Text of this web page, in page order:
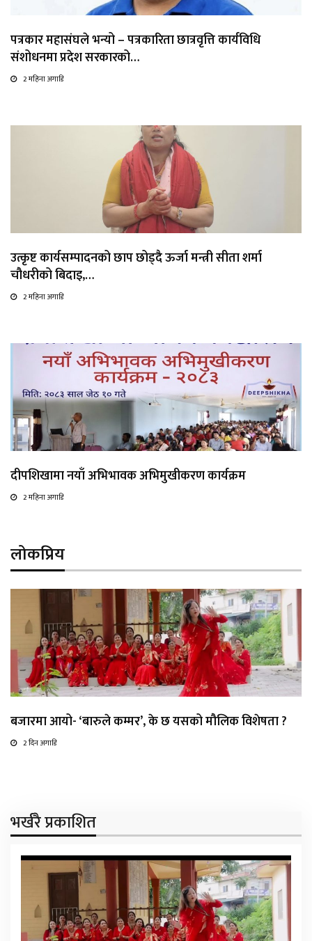
पत्रकार महासंघले भन्यो – पत्रकारिता छात्रवृत्ति कार्यविधि
संशोधनमा प्रदेश सरकारको…
2 महिना अगाडि
उत्कृष्ट कार्यसम्पादनको छाप छोड्दै ऊर्जा मन्त्री सीता शर्मा
चौधरीको बिदाइ,…
2 महिना अगाडि
दीपशिखामा नयाँ अभिभावक अभिमुखीकरण कार्यक्रम
2 महिना अगाडि
लोकप्रिय
बजारमा आयो- ‘बारुले कम्मर’, के छ यसको मौलिक विशेषता ?
2 दिन अगाडि
भर्खरै प्रकाशित